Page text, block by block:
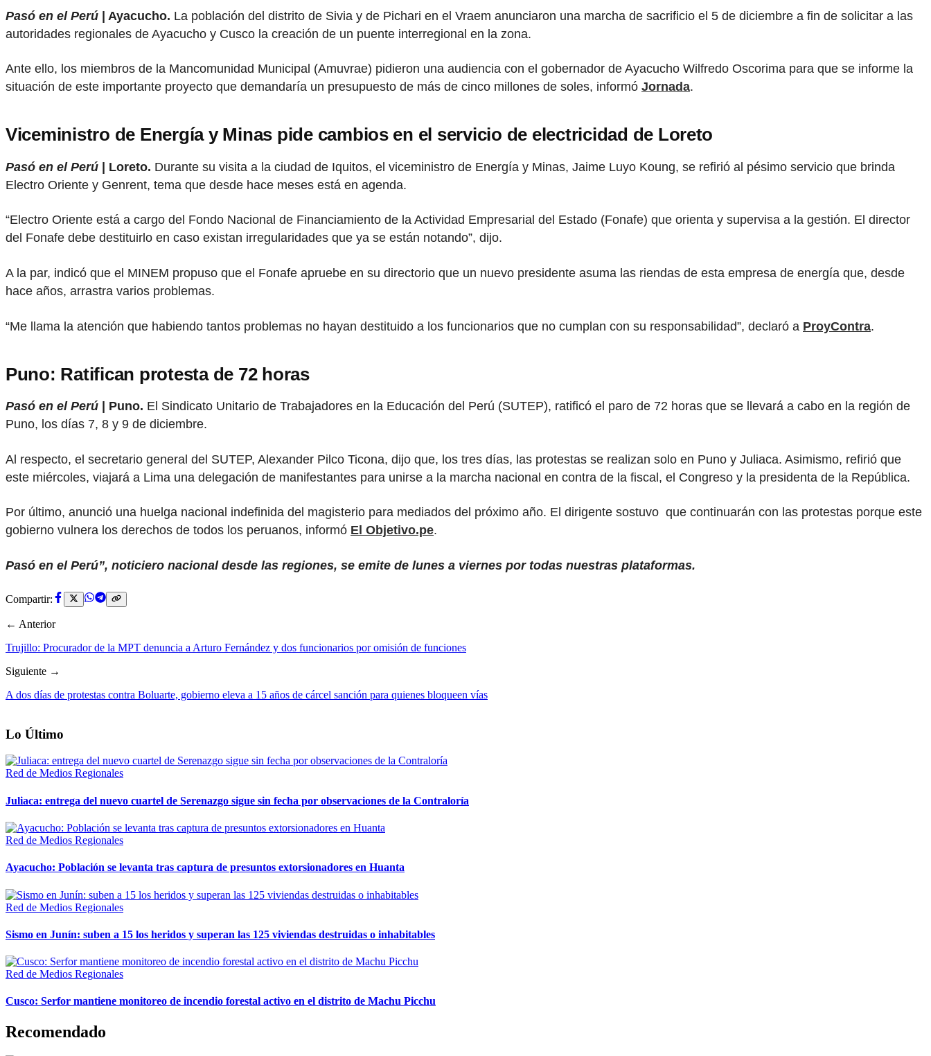
Pasó en el Perú | Ayacucho. La población del distrito de Sivia y de Pichari en el Vraem anunciaron una marcha de sacrificio el 5 de diciembre a fin de solicitar a las
autoridades regionales de Ayacucho y Cusco la creación de un puente interregional en la zona.
Ante ello, los miembros de la Mancomunidad Municipal (Amuvrae) pidieron una audiencia con el gobernador de Ayacucho Wilfredo Oscorima para que se informe la
situación de este importante proyecto que demandaría un presupuesto de más de cinco millones de soles, informó Jornada.
Viceministro de Energía y Minas pide cambios en el servicio de electricidad de Loreto
Pasó en el Perú | Loreto. Durante su visita a la ciudad de Iquitos, el viceministro de Energía y Minas, Jaime Luyo Koung, se refirió al pésimo servicio que brinda
Electro Oriente y Genrent, tema que desde hace meses está en agenda.
“Electro Oriente está a cargo del Fondo Nacional de Financiamiento de la Actividad Empresarial del Estado (Fonafe) que orienta y supervisa a la gestión. El director
del Fonafe debe destituirlo en caso existan irregularidades que ya se están notando”, dijo.
A la par, indicó que el MINEM propuso que el Fonafe apruebe en su directorio que un nuevo presidente asuma las riendas de esta empresa de energía que, desde
hace años, arrastra varios problemas.
“Me llama la atención que habiendo tantos problemas no hayan destituido a los funcionarios que no cumplan con su responsabilidad”, declaró a ProyContra.
Puno: Ratifican protesta de 72 horas
Pasó en el Perú | Puno. El Sindicato Unitario de Trabajadores en la Educación del Perú (SUTEP), ratificó el paro de 72 horas que se llevará a cabo en la región de
Puno, los días 7, 8 y 9 de diciembre.
Al respecto, el secretario general del SUTEP, Alexander Pilco Ticona, dijo que, los tres días, las protestas se realizan solo en Puno y Juliaca. Asimismo, refirió que
este miércoles, viajará a Lima una delegación de manifestantes para unirse a la marcha nacional en contra de la fiscal, el Congreso y la presidenta de la República.
Por último, anunció una huelga nacional indefinida del magisterio para mediados del próximo año. El dirigente sostuvo que continuarán con las protestas porque este
gobierno vulnera los derechos de todos los peruanos, informó El Objetivo.pe.
Pasó en el Perú”, noticiero nacional desde las regiones, se emite de lunes a viernes por todas nuestras plataformas.
Compartir:
← Anterior
Trujillo: Procurador de la MPT denuncia a Arturo Fernández y dos funcionarios por omisión de funciones
Siguiente →
A dos días de protestas contra Boluarte, gobierno eleva a 15 años de cárcel sanción para quienes bloqueen vías
Lo Último
Red de Medios Regionales
Juliaca: entrega del nuevo cuartel de Serenazgo sigue sin fecha por observaciones de la Contraloría
Red de Medios Regionales
Ayacucho: Población se levanta tras captura de presuntos extorsionadores en Huanta
Red de Medios Regionales
Sismo en Junín: suben a 15 los heridos y superan las 125 viviendas destruidas o inhabitables
Red de Medios Regionales
Cusco: Serfor mantiene monitoreo de incendio forestal activo en el distrito de Machu Picchu
Recomendado